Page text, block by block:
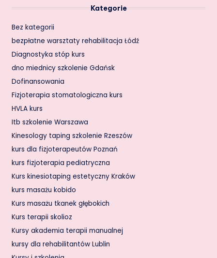
Kategorie
Bez kategorii
bezpłatne warsztaty rehabilitacja Łódź
Diagnostyka stóp kurs
dno miednicy szkolenie Gdańsk
Dofinansowania
Fizjoterapia stomatologiczna kurs
HVLA kurs
Itb szkolenie Warszawa
Kinesology taping szkolenie Rzeszów
kurs dla fizjoterapeutów Poznań
kurs fizjoterapia pediatryczna
Kurs kinesiotaping estetyczny Kraków
kurs masażu kobido
Kurs masażu tkanek głębokich
Kurs terapii skolioz
Kursy akademia terapii manualnej
kursy dla rehabilitantów Lublin